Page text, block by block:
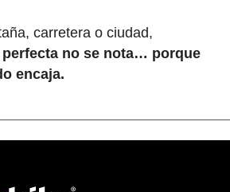
carretera o ciudad,
perfecta no se nota… porque
encaja.